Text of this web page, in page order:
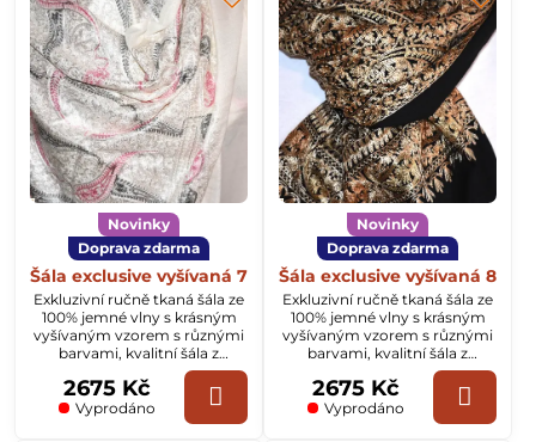
Novinky
Doprava zdarma
Šála exclusive vyšívaná 7
Exkluzivní ručně tkaná šála ze
100% jemné vlny s krásným
vyšívaným vzorem s různými
barvami, kvalitní šála z
Kašmíru o rozměru
70x200cm.
Vyprodáno
2675 Kč
Novinky
Doprava zdarma
Šála exclusive vyšívaná 8
Exkluzivní ručně tkaná šála ze
100% jemné vlny s krásným
vyšívaným vzorem s různými
barvami, kvalitní šála z
Kašmíru o rozměru
70x200cm.
Vyprodáno
2675 Kč